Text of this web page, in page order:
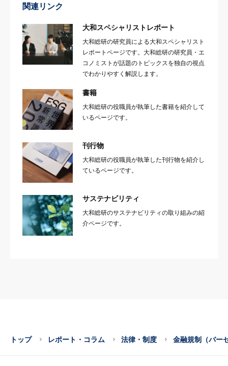
関連リンク
大和スペシャリストレポート
大和総研の研究員による大和スペシャリスト
レポートページです。大和総研の研究員・エ
コノミストが話題のトピックスを独自の視点
でわかりやすく解説します。
書籍
大和総研の役職員が執筆した書籍を紹介して
いるページです。
刊行物
大和総研の役職員が執筆した刊行物を紹介し
ているページです。
サステナビリティ
大和総研のサステナビリティの取り組みの紹
介ページです。
トップ レポート・コラム 法律・制度 金融規制（バー